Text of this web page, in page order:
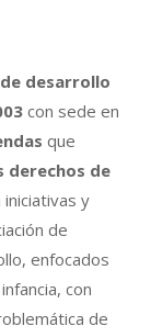
de desarrollo
con sede en
que
derechos de
y
de
enfocados
con
de